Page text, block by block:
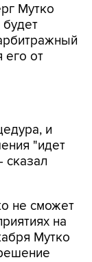
Мутко
его от
и
"идет
сказал
не сможет
на
Мутко